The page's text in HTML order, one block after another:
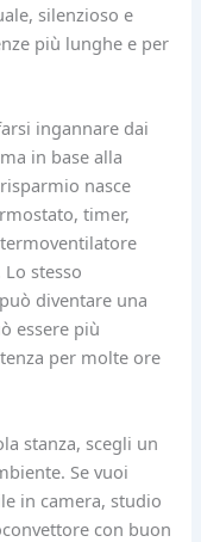
silenzioso e
più lunghe e per
ingannare dai
in base alla
nasce
timer,
stesso
diventare una
essere più
per molte ore
stanza, scegli un
Se vuoi
in camera, studio
con buon